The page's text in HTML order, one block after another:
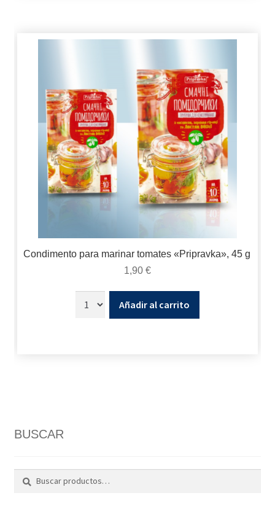
Condimento para marinar tomates «Pripravka», 45 g
1,90 €
Añadir al carrito
BUSCAR
Buscar